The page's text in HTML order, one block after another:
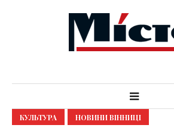
КУЛЬТУРА НОВИНИ ВІННИЦІ